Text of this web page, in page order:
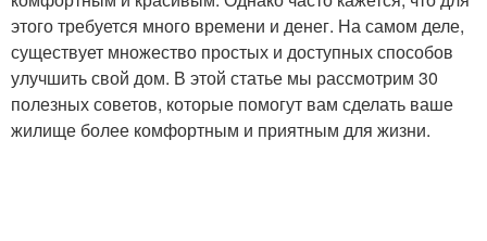
этого требуется много времени и денег. На самом деле,
существует множество простых и доступных способов
улучшить свой дом. В этой статье мы рассмотрим 30
полезных советов, которые помогут вам сделать ваше
жилище более комфортным и приятным для жизни.